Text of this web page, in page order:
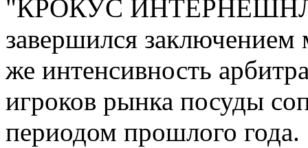
"КРОКУС
завершился
же интенсивность
игроков рынка посуды
периодом прошлого года.